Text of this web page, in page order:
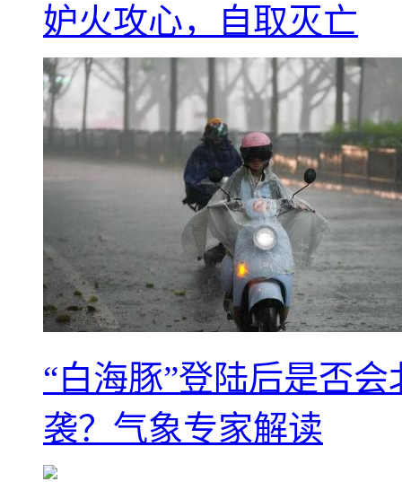
妒火攻心，自取灭亡
“白海豚”登陆后是否
袭？气象专家解读